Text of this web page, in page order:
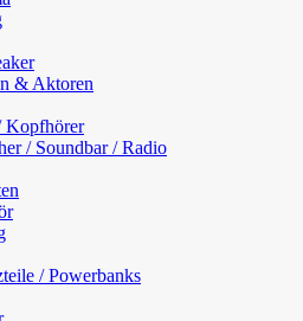
& Aktoren
Kopfhörer
/ Soundbar / Radio
/ Powerbanks